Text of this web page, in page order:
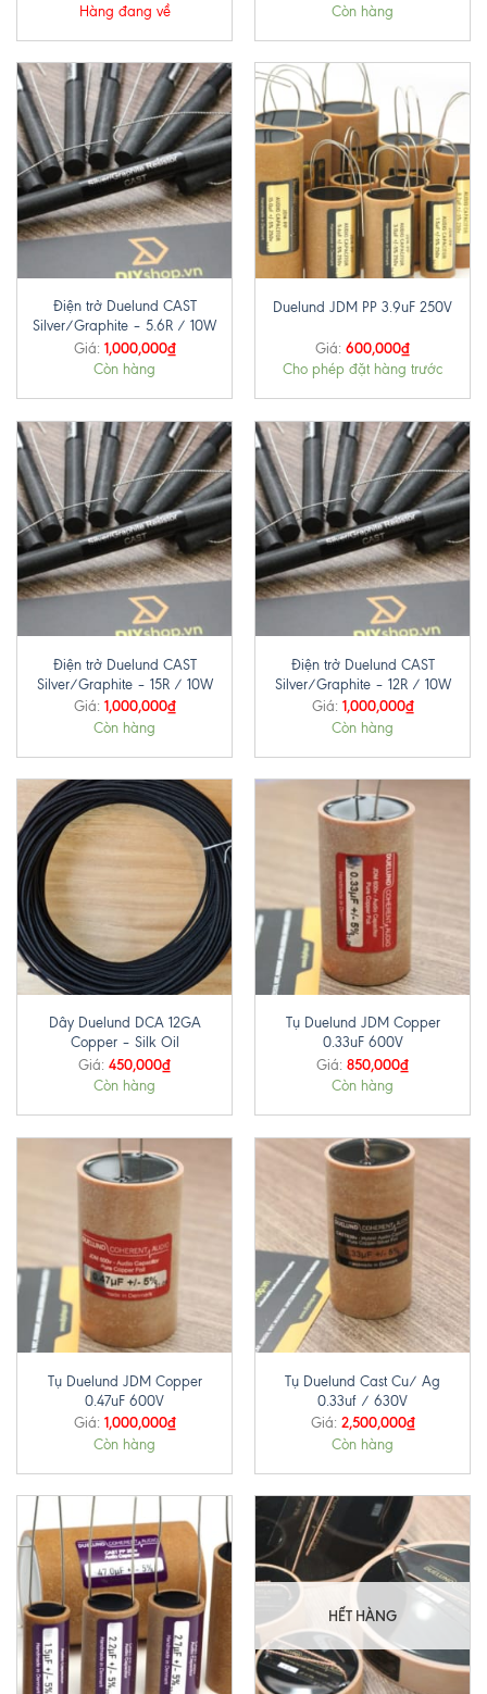
Hàng đang về Còn hàng
Điện trở Duelund CAST
Silver/Graphite – 5.6R / 10W
Giá: 1,000,000₫
Còn hàng
Duelund JDM PP 3.9uF 250V
Giá: 600,000₫
Cho phép đặt hàng trước
Điện trở Duelund CAST
Silver/Graphite – 15R / 10W
Giá: 1,000,000₫
Còn hàng
Điện trở Duelund CAST
Silver/Graphite – 12R / 10W
Giá: 1,000,000₫
Còn hàng
Dây Duelund DCA 12GA
Copper – Silk Oil
Giá: 450,000₫
Còn hàng
Tụ Duelund JDM Copper
0.33uF 600V
Giá: 850,000₫
Còn hàng
Tụ Duelund JDM Copper
0.47uF 600V
Giá: 1,000,000₫
Còn hàng
Tụ Duelund Cast Cu/ Ag
0.33uf / 630V
Giá: 2,500,000₫
Còn hàng
HẾT HÀNG